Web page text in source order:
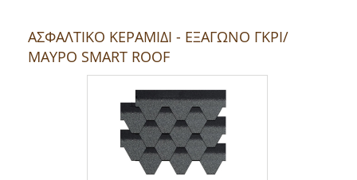
ΑΣΦΑΛΤΙΚΟ ΚΕΡΑΜΙΔΙ - ΕΞΑΓΩΝΟ ΓΚΡΙ/
ΜΑΥΡΟ SMART ROOF